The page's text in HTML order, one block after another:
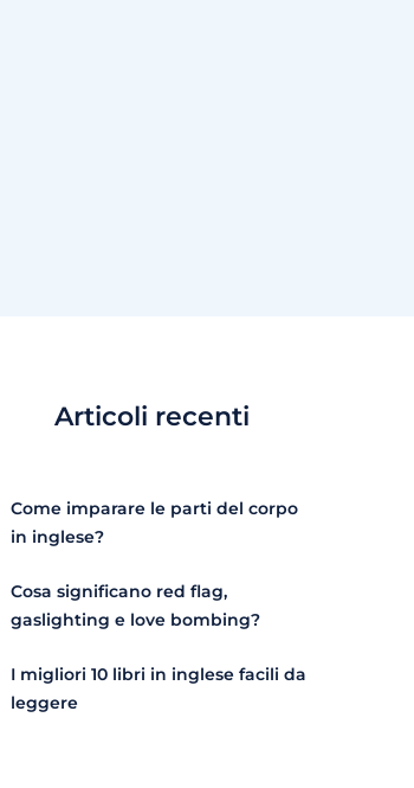
Articoli recenti
Come imparare le parti del corpo
in inglese?
Cosa significano red flag,
gaslighting e love bombing?
I migliori 10 libri in inglese facili da
leggere